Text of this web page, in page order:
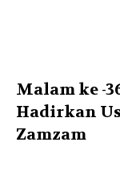
Malam ke -
Hadirkan
Zamzam